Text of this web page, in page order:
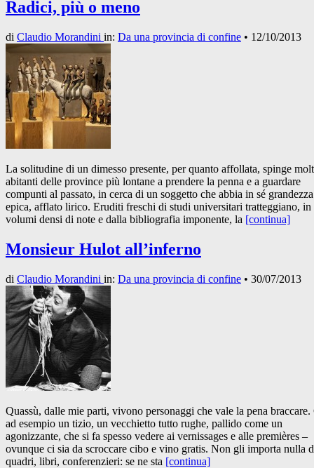
Radici, più o meno
di Claudio Morandini in: Da una provincia di confine • 12/10/2013
La solitudine di un dimesso presente, per quanto affollata, spinge
abitanti delle province più lontane a prendere la penna e a guardare
compunti al passato, in cerca di un soggetto che abbia in sé grandezza
epica, afflato lirico. Eruditi freschi di studi universitari tratteggiano, in
volumi densi di note e dalla bibliografia imponente, la [continua]
Monsieur Hulot all’inferno
di Claudio Morandini in: Da una provincia di confine • 30/07/2013
Quassù, dalle mie parti, vivono personaggi che vale la pena braccare.
ad esempio un tizio, un vecchietto tutto rughe, pallido come un
agonizzante, che si fa spesso vedere ai vernissages e alle premières –
ovunque ci sia da scroccare cibo e vino gratis. Non gli importa nulla
quadri, libri, conferenzieri: se ne sta [continua]